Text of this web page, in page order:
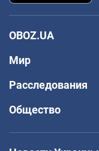
OBOZ.UA
Мир
Расследования
Общество